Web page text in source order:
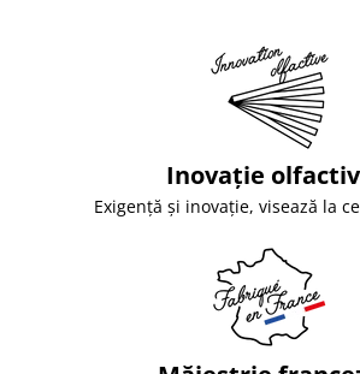
Inovație
Exigență și inovație, visează la